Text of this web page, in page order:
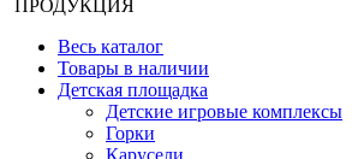
ПРОДУКЦИЯ
Весь каталог
Товары в наличии
Детская площадка
Детские игровые комплексы
Горки
Карусели